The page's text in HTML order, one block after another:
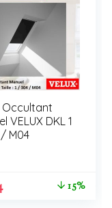
Occultant
VELUX DKL 1
M04
15%